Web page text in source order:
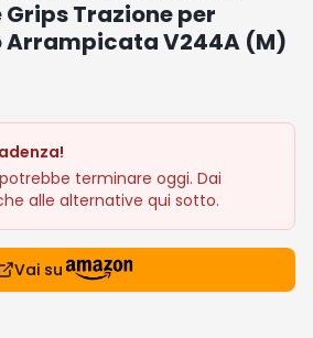
Trazione per
Arrampicata V244A (M)
terminare oggi. Dai
alle alternative qui sotto.
Vai su